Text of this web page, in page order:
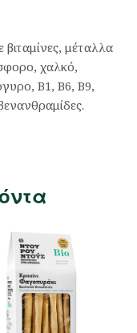
βιταμίνες, μέταλλα
χαλκό,
Β1, Β6, Β9,